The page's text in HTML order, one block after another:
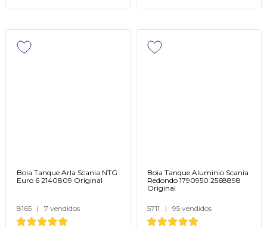
Boia Tanque Arla Scania NTG
Euro 6 2140809 Original
8165 | 7 vendidos
Boia Tanque Aluminio Scania
Redondo 1790950 2568898
Original
5711 | 95 vendidos